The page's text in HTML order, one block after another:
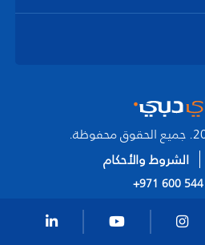
الشروط والأحكام
+971 600